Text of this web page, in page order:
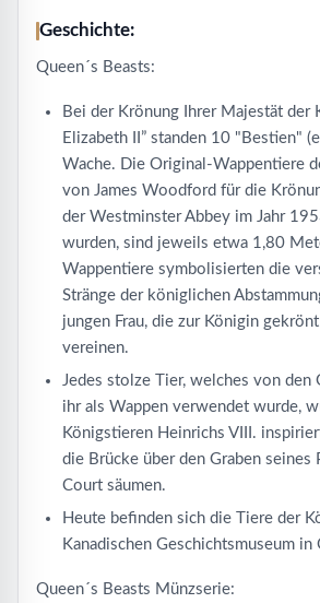
Geschichte:
Queen´s Beasts:
Bei der Krönung Ihrer Majestät der
Elizabeth II” standen 10 "Bestien"
Wache. Die Original-Wappentiere
von James Woodford für die
der Westminster Abbey im Jahr
wurden, sind jeweils etwa 1,80
Wappentiere symbolisierten die
Stränge der königlichen
jungen Frau, die zur Königin
vereinen.
Jedes stolze Tier, welches von den
ihr als Wappen verwendet wurde,
Königstieren Heinrichs VIII.
die Brücke über den Graben seines
Court säumen.
Heute befinden sich die Tiere der
Kanadischen Geschichtsmuseum in
Queen´s Beasts Münzserie: